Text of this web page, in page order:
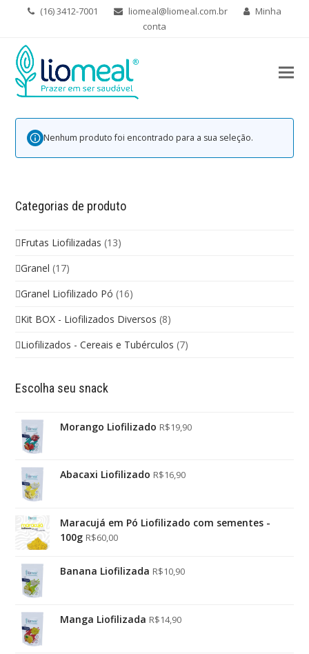
(16) 3412-7001 liomeal@liomeal.com.br
Minha
conta
Nenhum produto foi encontrado para a sua seleção.
Categorias de produto
Frutas Liofilizadas (13)
Granel (17)
Granel Liofilizado Pó (16)
Kit BOX - Liofilizados Diversos (8)
Liofilizados - Cereais e Tubérculos (7)
Escolha seu snack
Morango Liofilizado R$19,90
Abacaxi Liofilizado R$16,90
Maracujá em Pó Liofilizado com sementes -
100g R$60,00
Banana Liofilizada R$10,90
Manga Liofilizada R$14,90